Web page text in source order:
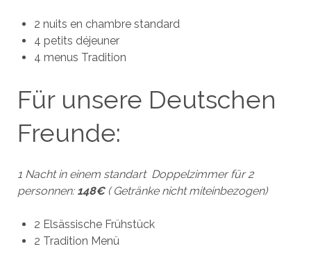
2 nuits en chambre standard
4 petits déjeuner
4 menus Tradition
Für unsere Deutschen
Freunde:
1 Nacht in einem standart Doppelzimmer für 2
personnen: 148€( Getränke nicht miteinbezogen)
2 Elsässische Frühstück
2 Tradition Menü